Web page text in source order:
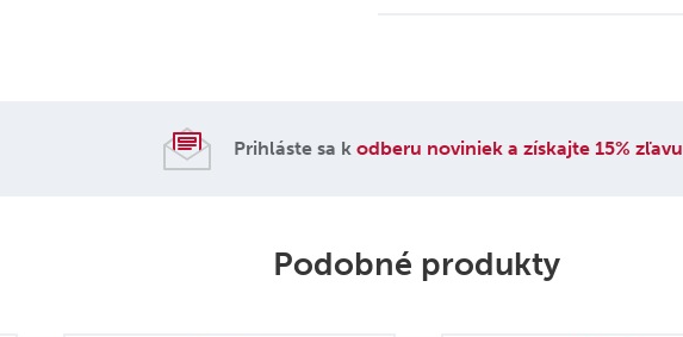
Prihláste sa k odberu noviniek a získajte 15% zľavu
Podobné produkty